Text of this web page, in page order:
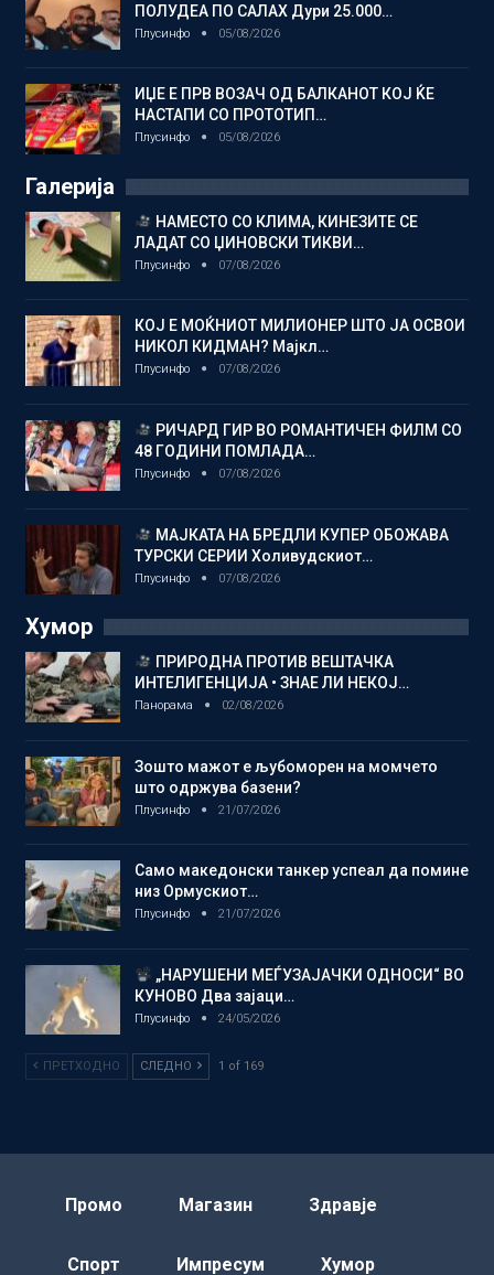
ПОЛУДЕА ПО САЛАХ Дури 25.000…
Плусинфо 05/08/2026
ИЏЕ Е ПРВ ВОЗАЧ ОД БАЛКАНОТ КОЈ ЌЕ
НАСТАПИ СО ПРОТОТИП…
Плусинфо 05/08/2026
Галерија
НАМЕСТО СО КЛИМА, КИНЕЗИТЕ СЕ
ЛАДАТ СО ЏИНОВСКИ ТИКВИ…
Плусинфо 07/08/2026
КОЈ Е МОЌНИОТ МИЛИОНЕР ШТО ЈА ОСВОИ
НИКОЛ КИДМАН? Мајкл…
Плусинфо 07/08/2026
РИЧАРД ГИР ВО РОМАНТИЧЕН ФИЛМ СО
48 ГОДИНИ ПОМЛАДА…
Плусинфо 07/08/2026
МАЈКАТА НА БРЕДЛИ КУПЕР ОБОЖАВА
ТУРСКИ СЕРИИ Холивудскиот…
Плусинфо 07/08/2026
Хумор
ПРИРОДНА ПРОТИВ ВЕШТАЧКА
ИНТЕЛИГЕНЦИЈА • ЗНАЕ ЛИ НЕКОЈ…
Панорама 02/08/2026
Зошто мажот е љубоморен на момчето
што одржува базени?
Плусинфо 21/07/2026
Само македонски танкер успеал да помине
низ Ормускиот…
Плусинфо 21/07/2026
„НАРУШЕНИ МЕЃУЗАЈАЧКИ ОДНОСИ“ ВО
КУНОВО Два зајаци…
Плусинфо 24/05/2026
ПРЕТХОДНО СЛЕДНО 1 of 169
Промо Магазин Здравје
Спорт Импресум Хумор